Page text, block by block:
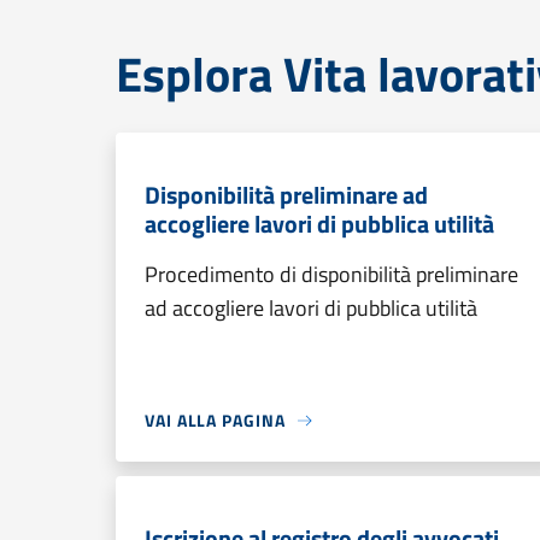
Esplora Vita
Disponibilità preliminare ad
accogliere lavori di pubblica utilità
Procedimento di disponibilità preliminare
ad accogliere lavori di pubblica utilità
VAI ALLA PAGINA